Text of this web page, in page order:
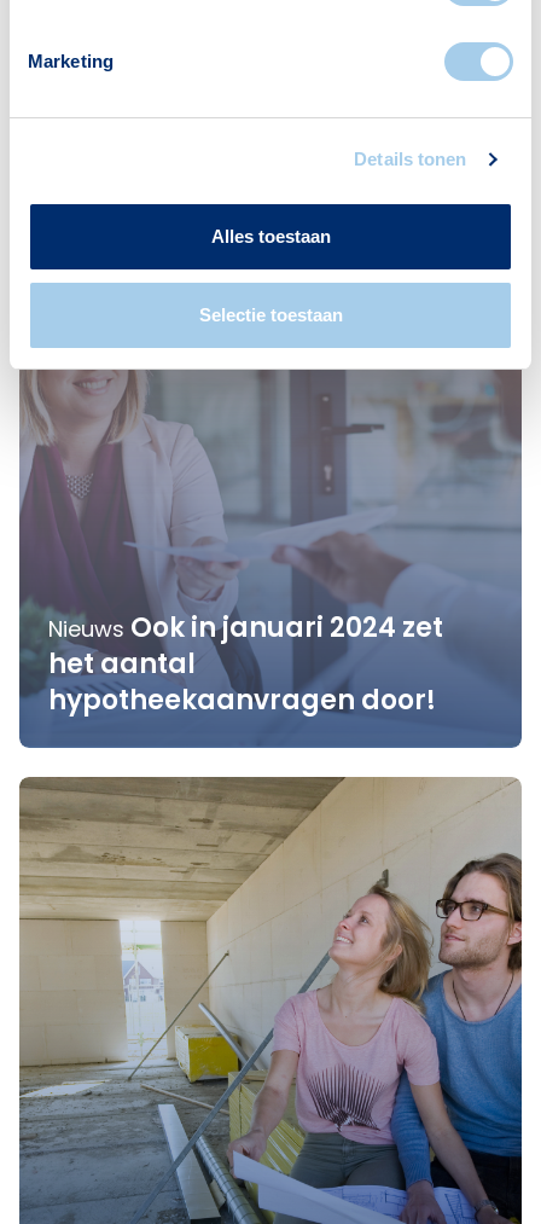
Marketing
Details tonen
Alles toestaan
Selectie toestaan
Nieuws Ook in januari 2024 zet
het aantal
hypotheekaanvragen door!